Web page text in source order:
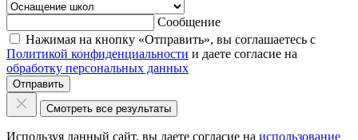
Сообщение
Нажимая на кнопку «Отправить», вы соглашаетесь с
Политикой конфиденциальности и даете согласие на
обработку персональных данных
Отправить
Смотреть все результаты
Используя данный сайт, вы даете согласие на использование